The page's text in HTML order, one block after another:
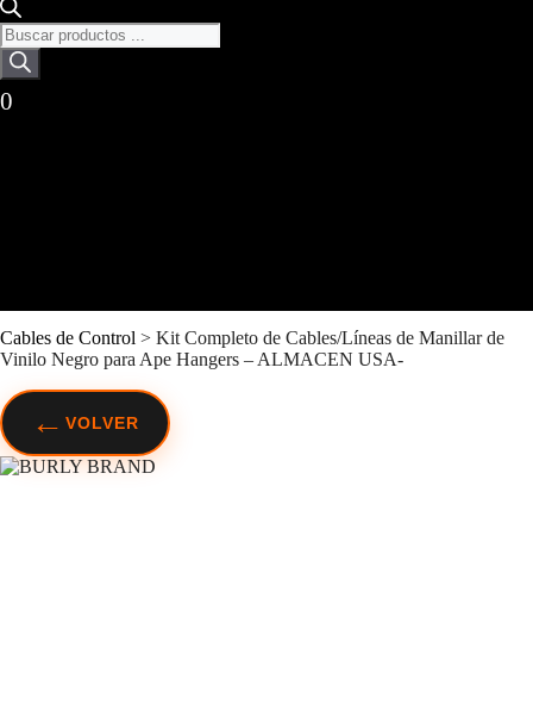
Cables de Control > Kit Completo de Cables/Líneas de Manillar de
Vinilo Negro para Ape Hangers – ALMACEN USA-
Búsqueda
de
productos
0
← VOLVER